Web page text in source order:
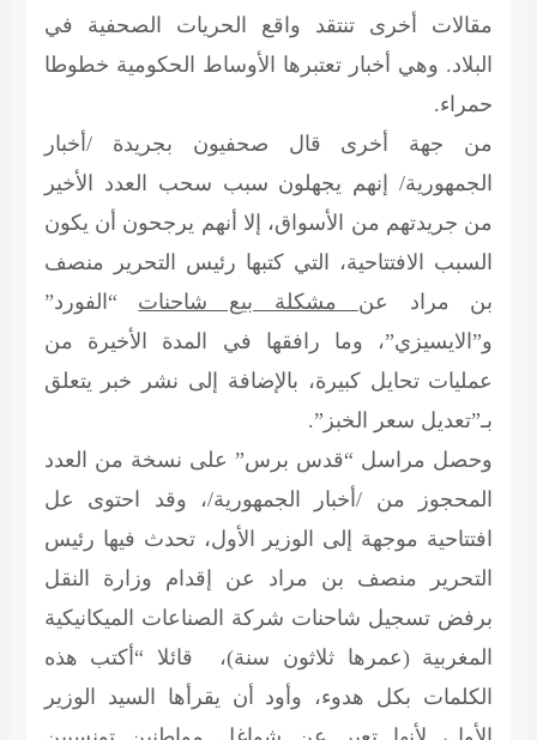
مقالات أخرى تنتقد واقع الحريات الصحفية في
البلاد. وهي أخبار تعتبرها الأوساط الحكومية خطوطا
حمراء.
من جهة أخرى قال صحفيون بجريدة /أخبار
الجمهورية/ إنهم يجهلون سبب سحب العدد الأخير
من جريدتهم من الأسواق، إلا أنهم يرجحون أن يكون
السبب الافتتاحية، التي كتبها رئيس التحرير منصف
بن مراد عن مشكلة بيع شاحنات “الفورد”
و”الايسيزي”، وما رافقها في المدة الأخيرة من
عمليات تحايل كبيرة، بالإضافة إلى نشر خبر يتعلق
بـ”تعديل سعر الخبز”.
وحصل مراسل “قدس برس” على نسخة من العدد
المحجوز من /أخبار الجمهورية/، وقد احتوى عل
افتتاحية موجهة إلى الوزير الأول، تحدث فيها رئيس
التحرير منصف بن مراد عن إقدام وزارة النقل
برفض تسجيل شاحنات شركة الصناعات الميكانيكية
المغربية (عمرها ثلاثون سنة)، قائلا “أكتب هذه
الكلمات بكل هدوء، وأود أن يقرأها السيد الوزير